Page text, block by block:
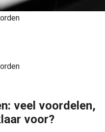
veel voordelen,
voor?